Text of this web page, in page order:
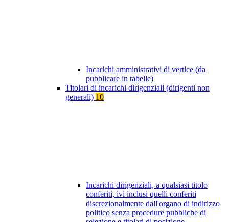
Incarichi amministrativi di vertice (da
pubblicare in tabelle)
Titolari di incarichi dirigenziali (dirigenti non
generali) 10
Incarichi dirigenziali, a qualsiasi titolo
conferiti, ivi inclusi quelli conferiti
discrezionalmente dall'organo di indirizzo
politico senza procedure pubbliche di